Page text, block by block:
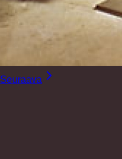
Seuraava